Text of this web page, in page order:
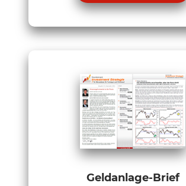
Geldanlage-Brief